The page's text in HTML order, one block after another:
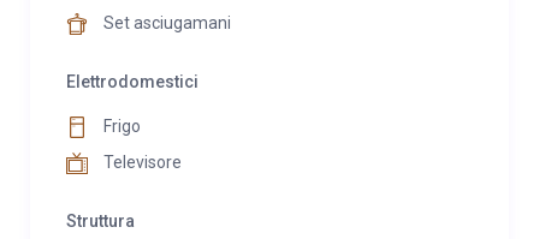
Set asciugamani
Elettrodomestici
Frigo
Televisore
Struttura